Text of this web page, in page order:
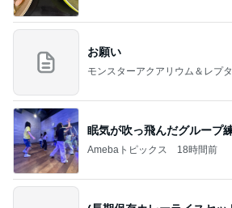
お願い
モンスターアクアリウム＆レプ
眠気が吹っ飛んだグループ
Amebaトピックス 18時間前